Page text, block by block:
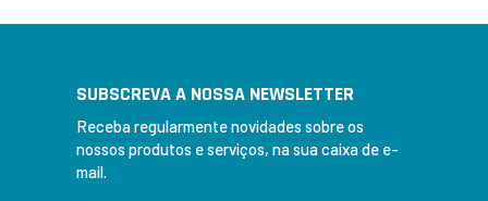
SUBSCREVA A NOSSA NEWSLETTER
Receba regularmente novidades sobre os
nossos produtos e serviços, na sua caixa de e-
mail.